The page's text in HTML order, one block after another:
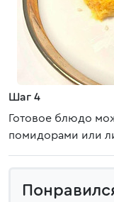
Шаг 4
Готовое блюдо
помидорами или